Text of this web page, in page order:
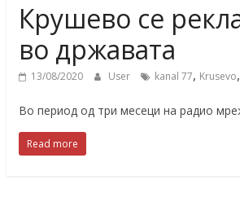
Крушево се
во државата
13/08/2020 User kanal 77, Krusevo,
Во период од три месеци на радио
Read more